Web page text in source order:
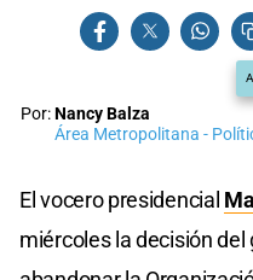
Por:Nancy Balza
Área Metropolitana -
El vocero presidencial
miércoles la decisión del